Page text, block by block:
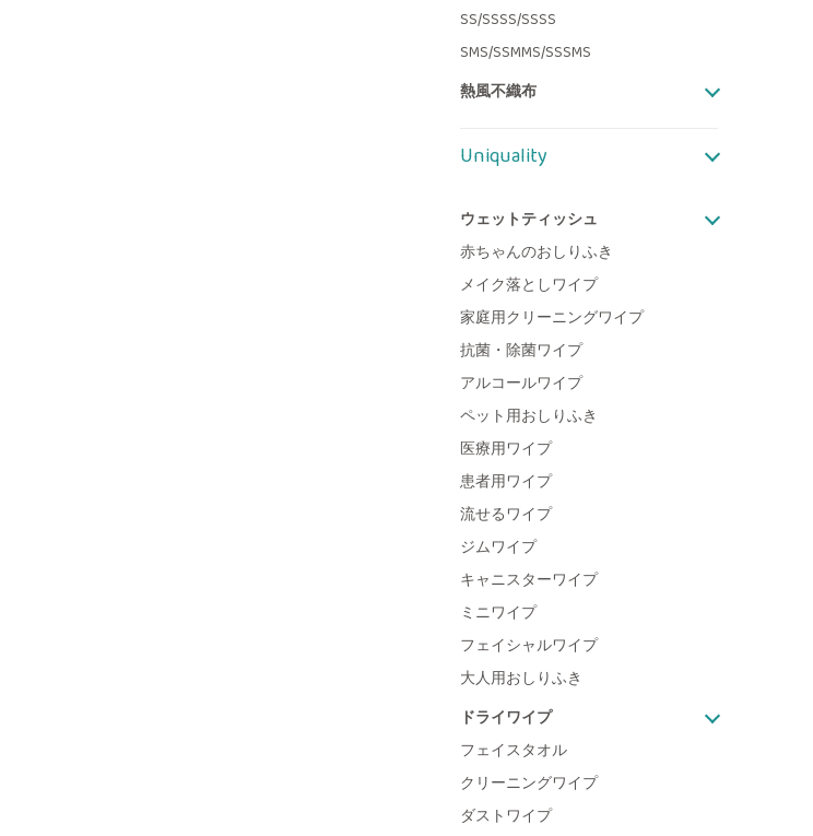
SS/SSSS/SSSS
SMS/SSMMS/SSSMS
熱風不織布
Uniquality
ウェットティッシュ
赤ちゃんのおしりふき
メイク落としワイプ
家庭用クリーニングワイプ
抗菌・除菌ワイプ
アルコールワイプ
ペット用おしりふき
医療用ワイプ
患者用ワイプ
流せるワイプ
ジムワイプ
キャニスターワイプ
ミニワイプ
フェイシャルワイプ
大人用おしりふき
ドライワイプ
フェイスタオル
クリーニングワイプ
ダストワイプ